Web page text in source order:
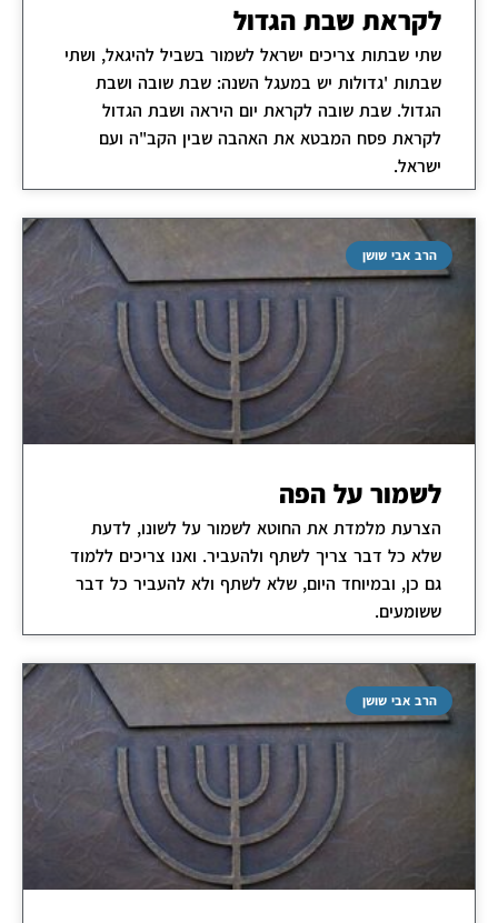
לקראת שבת הגדול
שתי שבתות צריכים ישראל לשמור בשביל להיגאל, ושתי
שבתות 'גדולות יש במעגל השנה: שבת שובה ושבת
הגדול. שבת שובה לקראת יום היראה ושבת הגדול
לקראת פסח המבטא את האהבה שבין הקב"ה ועם
ישראל.
הרב אבי שושן
לשמור על הפה
הצרעת מלמדת את החוטא לשמור על לשונו, לדעת
שלא כל דבר צריך לשתף ולהעביר. ואנו צריכים ללמוד
גם כן, ובמיוחד היום, שלא לשתף ולא להעביר כל דבר
ששומעים.
הרב אבי שושן